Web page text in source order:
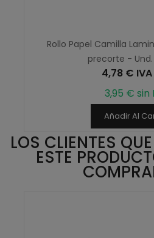
Rollo Papel Camilla
precorte -
4,78 €
3,95 € sin
Añadir Al
LOS CLIENTES
ESTE